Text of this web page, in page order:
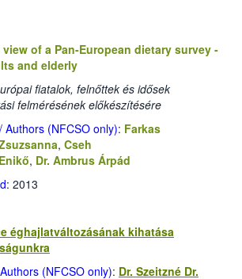
of a Pan-European dietary survey -
and elderly
fiatalok, felnőttek és idősek
felmérésének előkészítésére
/ Authors (NFCSO only): Farkas
, Cseh
, Dr. Ambrus Árpád
: 2013
éghajlatváltozásának kihatása
(NFCSO only): Dr. Szeitzné Dr.